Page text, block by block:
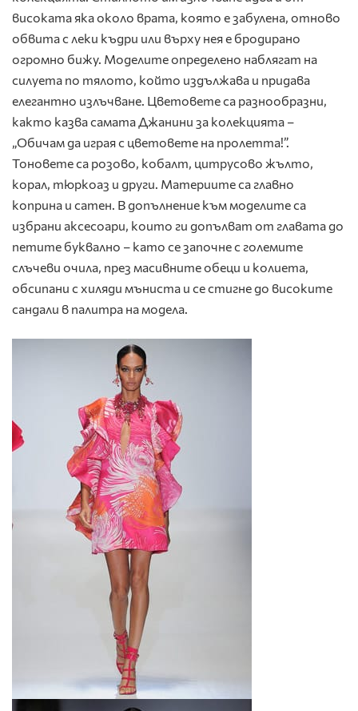
високата яка около врата, която е забулена, отново
обвита с леки къдри или върху нея е бродирано
огромно бижу. Моделите определено наблягат на
силуета по тялото, който издължава и придава
елегантно излъчване. Цветовете са разнообразни,
както казва самата Джанини за колекцията –
„Обичам да играя с цветовете на пролетта!”.
Тоновете са розово, кобалт, цитрусово жълто,
корал, тюркоаз и други. Материите са главно
коприна и сатен. В допълнение към моделите са
избрани аксесоари, които ги допълват от главата до
петите буквално – като се започне с големите
слъчеви очила, през масивните обеци и колиета,
обсипани с хиляди мъниста и се стигне до високите
сандали в палитра на модела.